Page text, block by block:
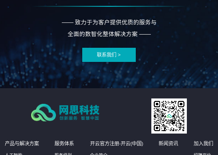
—— 致力于为客户提供优质的服务与
全面的数智化整体解决方案 ——
联系我们 >
产品与解决方案 服务体系 开云官方注册-开云(中国) 新闻资讯 加入我们